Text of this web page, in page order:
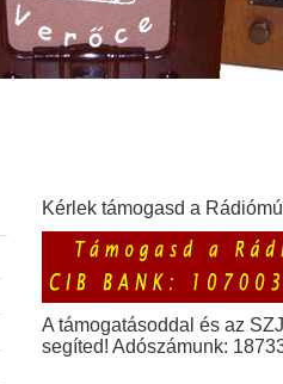
Kérlek támogasd a
A támogatásoddal és az
segíted! Adószámunk: